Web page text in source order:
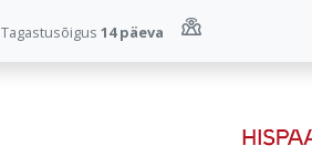
Tagastusõigus 14 päeva